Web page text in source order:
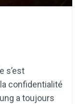
s’est
confidentialité
a toujours